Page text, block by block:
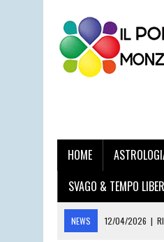
HOME
SVAGO & TEMPO
NEWS 12/04/2026 |